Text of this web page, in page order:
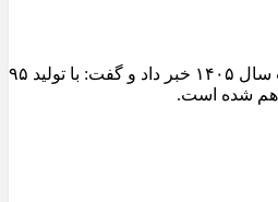
مدیرعامل سازمان عمران و بازآفرینی فضاهای شهری شهرداری تبریز از ثبت یکی از شاخص‌ترین عملکردهای تولیدی کارخانجات آسفالت این سازمان در چهار ماه نخست سال ۱۴۰۵ خبر داد و گفت: با تولید ۹۵